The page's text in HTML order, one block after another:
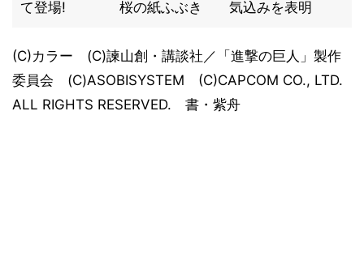
て登場! 桜の紙ふぶき 気込みを表明
(C)カラー (C)諫山創・講談社／「進撃の巨人」製作
委員会 (C)ASOBISYSTEM (C)CAPCOM CO., LTD.
ALL RIGHTS RESERVED. 書・紫舟